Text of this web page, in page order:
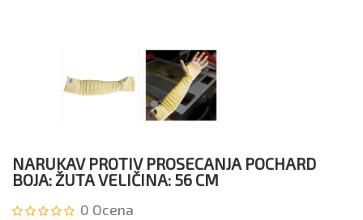
NARUKAV PROTIV PROSECANJA POCHARD
BOJA: ŽUTA VELIČINA: 56 CM
0 Ocena